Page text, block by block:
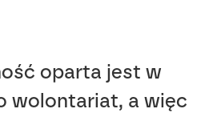
oparta jest w
wolontariat, a więc